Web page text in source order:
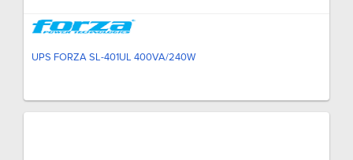
UPS FORZA SL-401UL 400VA/240W